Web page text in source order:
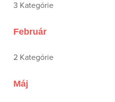
3 Kategórie
Február
2 Kategórie
Máj